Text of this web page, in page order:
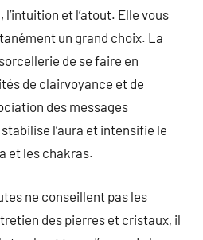
l’intuition et l’atout. Elle vous
un grand choix. La
de se faire en
de clairvoyance et de
des messages
l’aura et intensifie le
et les chakras.
ne conseillent pas les
des pierres et cristaux, il